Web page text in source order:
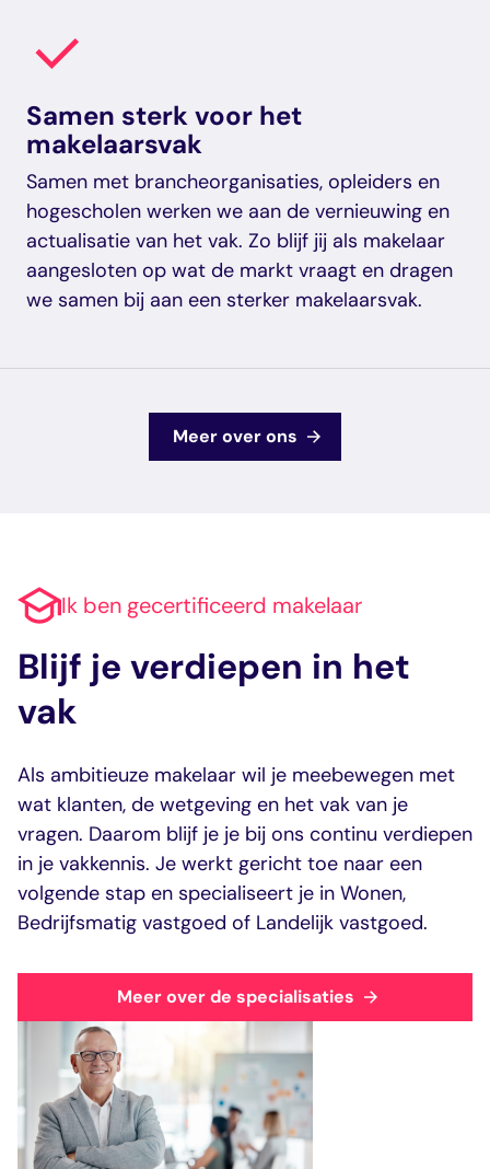
Samen sterk voor het
makelaarsvak
Samen met brancheorganisaties, opleiders en
hogescholen werken we aan de vernieuwing en
actualisatie van het vak. Zo blijf jij als makelaar
aangesloten op wat de markt vraagt en dragen
we samen bij aan een sterker makelaarsvak.
Meer over ons
Ik ben gecertificeerd makelaar
Blijf je verdiepen in het
vak
Als ambitieuze makelaar wil je meebewegen met
wat klanten, de wetgeving en het vak van je
vragen. Daarom blijf je je bij ons continu verdiepen
in je vakkennis. Je werkt gericht toe naar een
volgende stap en specialiseert je in Wonen,
Bedrijfsmatig vastgoed of Landelijk vastgoed.
Meer over de specialisaties